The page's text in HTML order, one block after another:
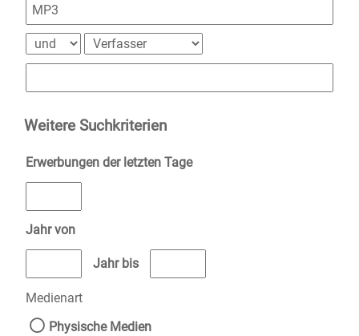
Weitere Suchkriterien
Erwerbungen der letzten Tage
Jahr von
Medien anzeigen, die nach dem Jahr veröffentlicht wurden
Jahr bis
Medienart
Physische Medien